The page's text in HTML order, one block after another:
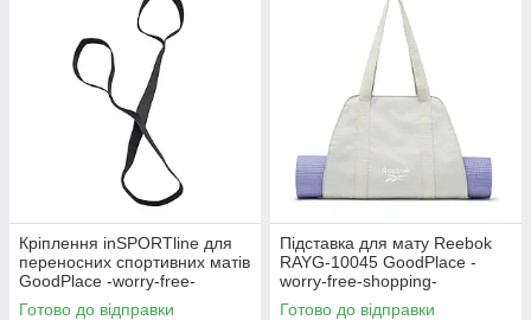
Кріплення inSPORTline для
переносних спортивних матів
GoodPlace -worry-free-
shopping-
Готово до відправки
Підставка для мату Reebok
RAYG-10045 GoodPlace -
worry-free-shopping-
Готово до відправки